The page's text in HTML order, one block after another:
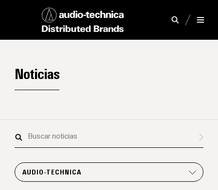
Noticias
Buscar
AUDIO-TECHNICA